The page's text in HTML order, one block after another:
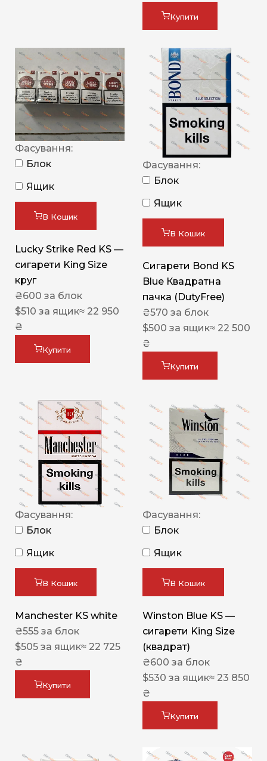
Купити
Фасування:
Блок
Ящик
В Кошик
Lucky Strike Red KS —
сигарети King Size
круг
₴600 за блок
$510 за ящик≈ 22 950
₴
Купити
Фасування:
Блок
Ящик
В Кошик
Сигарети Bond KS
Blue Квадратна
пачка (DutyFree)
₴570 за блок
$500 за ящик≈ 22 500
₴
Купити
Фасування:
Блок
Ящик
В Кошик
Manchester KS white
₴555 за блок
$505 за ящик≈ 22 725
₴
Купити
Фасування:
Блок
Ящик
В Кошик
Winston Blue KS —
сигарети King Size
(квадрат)
₴600 за блок
$530 за ящик≈ 23 850
₴
Купити